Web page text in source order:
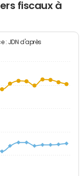
fiscaux à
: JDN d'après